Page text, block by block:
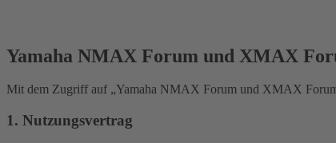
Yamaha NMAX Forum und XMAX
Mit dem Zugriff auf „Yamaha NMAX Forum und XMAX
1. Nutzungsvertrag